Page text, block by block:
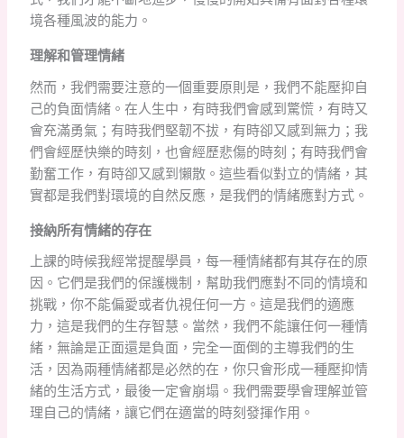
境各種風波的能力。
理解和管理情緒
然而，我們需要注意的一個重要原則是，我們不能壓抑自
己的負面情緒。在人生中，有時我們會感到驚慌，有時又
會充滿勇氣；有時我們堅韌不拔，有時卻又感到無力；我
們會經歷快樂的時刻，也會經歷悲傷的時刻；有時我們會
勤奮工作，有時卻又感到懶散。這些看似對立的情緒，其
實都是我們對環境的自然反應，是我們的情緒應對方式。
接納所有情緒的存在
上課的時候我經常提醒學員，每一種情緒都有其存在的原
因。它們是我們的保護機制，幫助我們應對不同的情境和
挑戰，你不能偏愛或者仇視任何一方。這是我們的適應
力，這是我們的生存智慧。當然，我們不能讓任何一種情
緒，無論是正面還是負面，完全一面倒的主導我們的生
活，因為兩種情緒都是必然的在，你只會形成一種壓抑情
緒的生活方式，最後一定會崩塌。我們需要學會理解並管
理自己的情緒，讓它們在適當的時刻發揮作用。